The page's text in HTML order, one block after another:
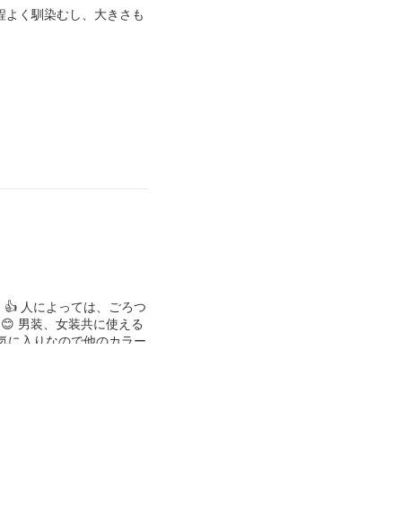
く馴染むし、大きさも
人によっては、ごろつ
男装、女装共に使える
に入りなので他のカラー